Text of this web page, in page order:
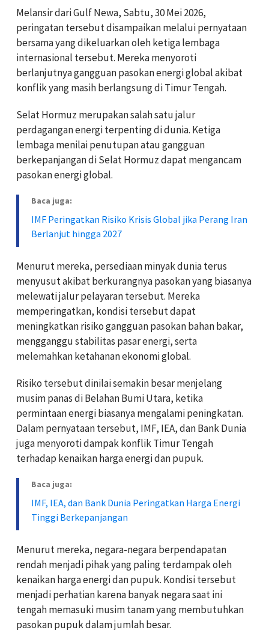
Melansir dari Gulf Newa, Sabtu, 30 Mei 2026,
peringatan tersebut disampaikan melalui pernyataan
bersama yang dikeluarkan oleh ketiga lembaga
internasional tersebut. Mereka menyoroti
berlanjutnya gangguan pasokan energi global akibat
konflik yang masih berlangsung di Timur Tengah.
Selat Hormuz merupakan salah satu jalur
perdagangan energi terpenting di dunia. Ketiga
lembaga menilai penutupan atau gangguan
berkepanjangan di Selat Hormuz dapat mengancam
pasokan energi global.
Baca juga:
IMF Peringatkan Risiko Krisis Global jika Perang Iran
Berlanjut hingga 2027
Menurut mereka, persediaan minyak dunia terus
menyusut akibat berkurangnya pasokan yang biasanya
melewati jalur pelayaran tersebut. Mereka
memperingatkan, kondisi tersebut dapat
meningkatkan risiko gangguan pasokan bahan bakar,
mengganggu stabilitas pasar energi, serta
melemahkan ketahanan ekonomi global.
Risiko tersebut dinilai semakin besar menjelang
musim panas di Belahan Bumi Utara, ketika
permintaan energi biasanya mengalami peningkatan.
Dalam pernyataan tersebut, IMF, IEA, dan Bank Dunia
juga menyoroti dampak konflik Timur Tengah
terhadap kenaikan harga energi dan pupuk.
Baca juga:
IMF, IEA, dan Bank Dunia Peringatkan Harga Energi
Tinggi Berkepanjangan
Menurut mereka, negara-negara berpendapatan
rendah menjadi pihak yang paling terdampak oleh
kenaikan harga energi dan pupuk. Kondisi tersebut
menjadi perhatian karena banyak negara saat ini
tengah memasuki musim tanam yang membutuhkan
pasokan pupuk dalam jumlah besar.